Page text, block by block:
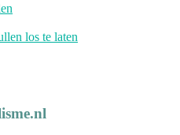
los te laten